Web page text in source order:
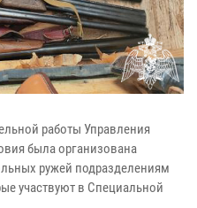
работы Управления
была организована
ружей подразделениям
участвуют в Специальной